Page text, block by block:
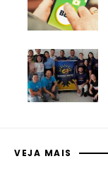
VEJA MAIS